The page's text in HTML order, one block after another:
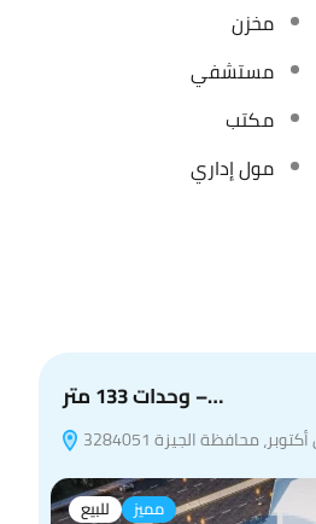
مخزن
مستشفي
مكتب
مول إداري
وحدات 133 متر –…
للبيع مميز